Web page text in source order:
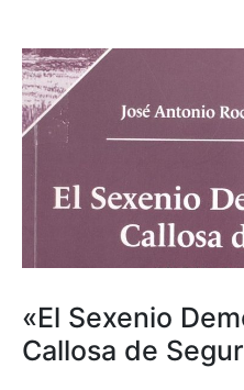
«El Sexenio
Callosa de